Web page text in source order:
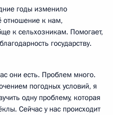
годы изменило
отношение к нам,
к сельхозникам. Помогает,
государству.
они есть. Проблем много.
погодных условий, я
одну проблему, которая
Сейчас у нас происходит